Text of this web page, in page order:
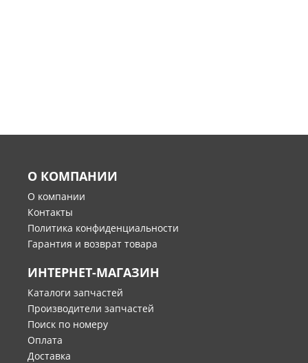
О КОМПАНИИ
О компании
Контакты
Политика конфиденциальности
Гарантия и возврат товара
ИНТЕРНЕТ-МАГАЗИН
Каталоги запчастей
Производители запчастей
Поиск по номеру
Оплата
Доставка